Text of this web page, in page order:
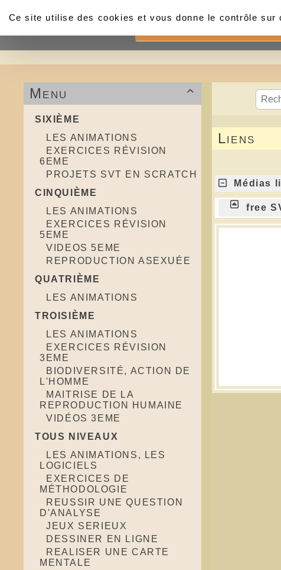
Accueil

Menu
SIXIÈME
LES ANIMATIONS
EXERCICES RÉVISION
6EME
PROJETS SVT EN SCRATCH
CINQUIÈME
LES ANIMATIONS
EXERCICES RÉVISION
5EME
VIDEOS 5EME
REPRODUCTION ASEXUÉE
QUATRIÈME
LES ANIMATIONS
TROISIÈME
LES ANIMATIONS
EXERCICES RÉVISION
3EME
BIODIVERSITÉ, ACTION DE
L'HOMME
MAITRISE DE LA
REPRODUCTION HUMAINE
VIDÉOS 3EME
TOUS NIVEAUX
LES ANIMATIONS, LES
LOGICIELS
EXERCICES DE
MÉTHODOLOGIE
REUSSIR UNE QUESTION
D'ANALYSE
JEUX SERIEUX
DESSINER EN LIGNE
REALISER UNE CARTE
MENTALE
Liens
Médias
free
Ce site utilise des cookies et vous donne le contrôle sur